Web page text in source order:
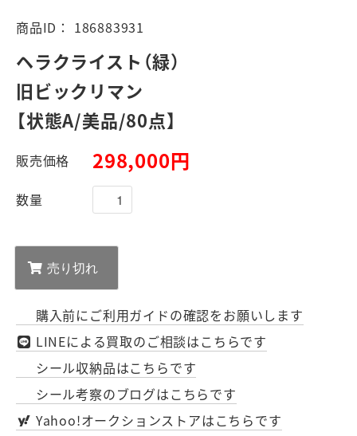
商品ID： 186883931
ヘラクライスト（緑）
旧ビックリマン
【状態A/美品/80点】
販売価格 298,000円
数量
購入前にご利用ガイドの確認をお願いします
LINEによる買取のご相談はこちらです
シール収納品はこちらです
シール考察のブログはこちらです
Yahoo!オークションストアはこちらです